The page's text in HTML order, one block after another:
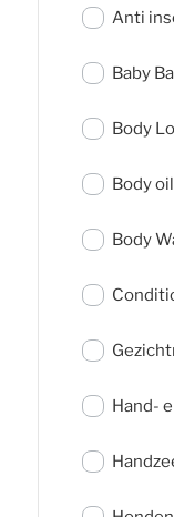
Anti
Baby
Body
Body oil
Body
Hand-